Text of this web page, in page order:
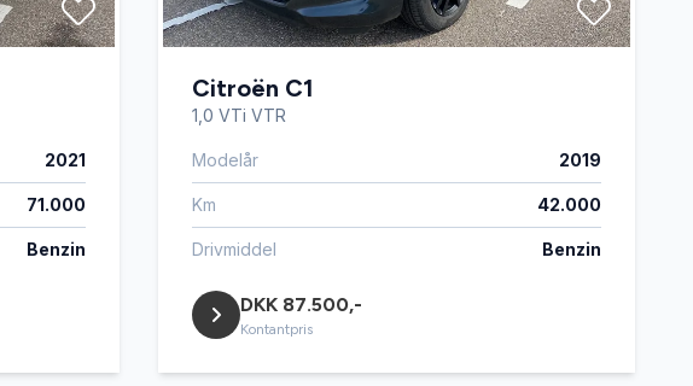
2021
71.000
Benzin
Citroën C1
1,0 VTi VTR
Modelår 2019
Km 42.000
Drivmiddel Benzin
DKK 87.500,-
Kontantpris